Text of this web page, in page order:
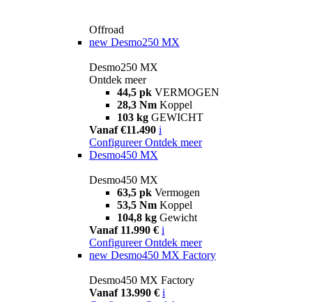
Offroad
new Desmo250 MX
Desmo250 MX
Ontdek meer
44,5 pk VERMOGEN
28,3 Nm Koppel
103 kg GEWICHT
Vanaf €11.490 i
Configureer Ontdek meer
Desmo450 MX
Desmo450 MX
63,5 pk Vermogen
53,5 Nm Koppel
104,8 kg Gewicht
Vanaf 11.990 € i
Configureer Ontdek meer
new Desmo450 MX Factory
Desmo450 MX Factory
Vanaf 13.990 € i